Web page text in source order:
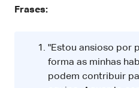
Frases:
"Estou ansioso por
forma as minhas
podem contribuir